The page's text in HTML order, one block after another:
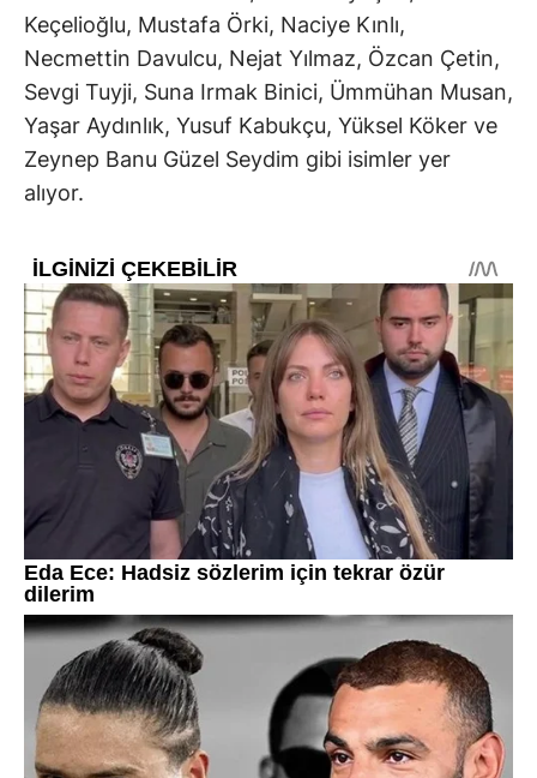
Keçelioğlu, Mustafa Örki, Naciye Kınlı,
Necmettin Davulcu, Nejat Yılmaz, Özcan Çetin,
Sevgi Tuyji, Suna Irmak Binici, Ümmühan Musan,
Yaşar Aydınlık, Yusuf Kabukçu, Yüksel Köker ve
Zeynep Banu Güzel Seydim gibi isimler yer
alıyor.